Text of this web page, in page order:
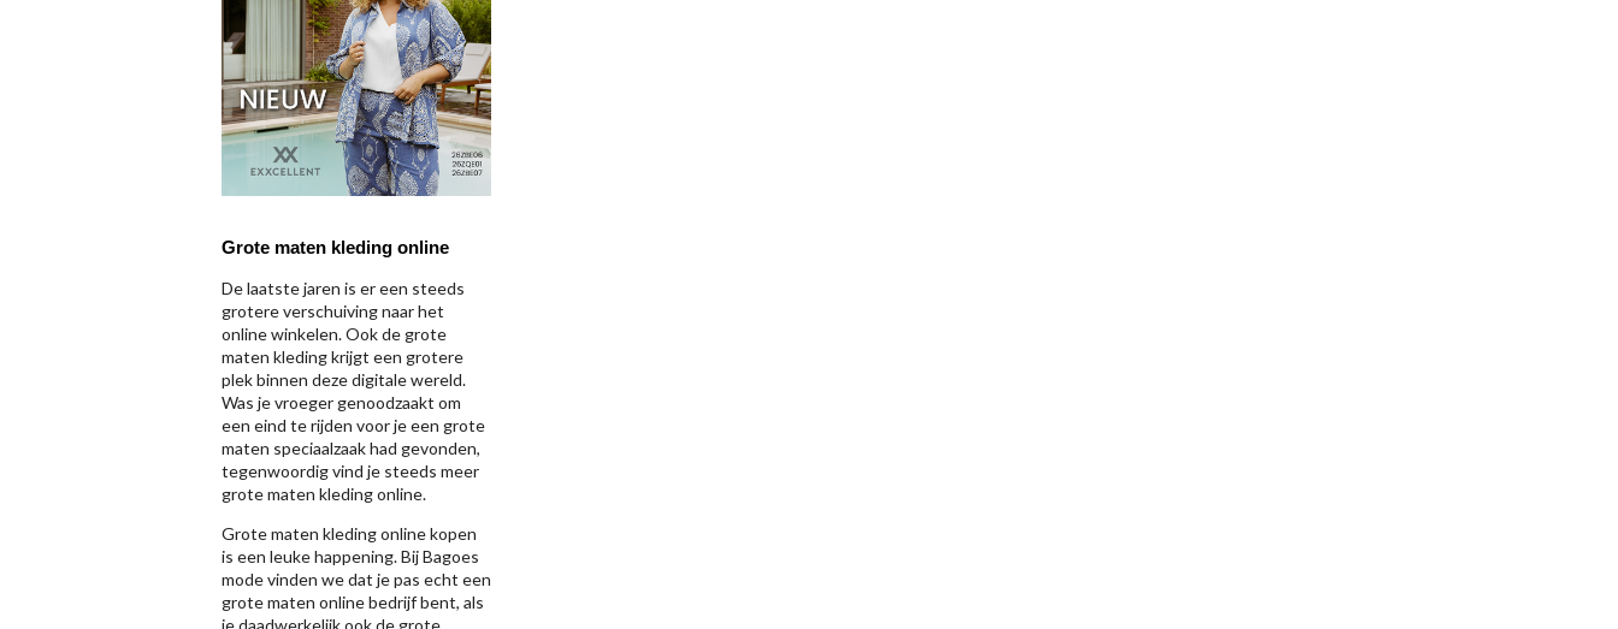
Grote maten kleding online
De laatste jaren is er een steeds
grotere verschuiving naar het
online winkelen. Ook de grote
maten kleding krijgt een grotere
plek binnen deze digitale wereld.
Was je vroeger genoodzaakt om
een eind te rijden voor je een grote
maten speciaalzaak had gevonden,
tegenwoordig vind je steeds meer
grote maten kleding online.
Grote maten kleding online kopen
is een leuke happening. Bij Bagoes
mode vinden we dat je pas echt een
grote maten online bedrijf bent, als